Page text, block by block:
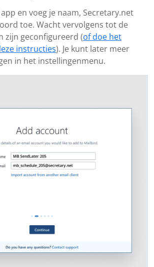
en voeg je naam, Secretary.net
toe. Wacht vervolgens tot de
zijn geconfigureerd (of doe het
instructies). Je kunt later meer
in het instellingenmenu.